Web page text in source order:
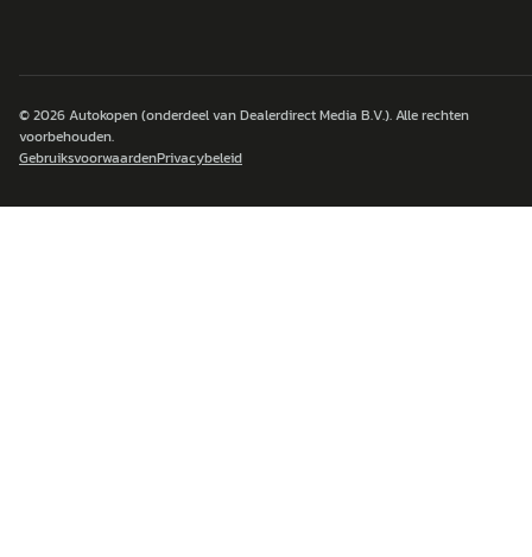
© 2026Autokopen(onderdeel van Dealerdirect Media B.V.). Alle rechten
voorbehouden.
GebruiksvoorwaardenPrivacybeleid